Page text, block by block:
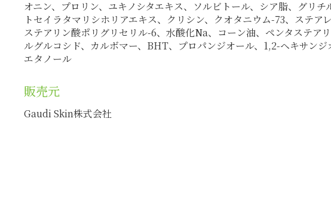
オニン、プロリン、ユキノシタエキス、ソルビトール、シア脂、グリ
トセイラタマリシホリアエキス、クリシン、クオタニウム-73、ステ
ステアリン酸ポリグリセリル-6、水酸化Na、コーン油、ペンタステ
ルグルコシド、カルボマー、BHT、プロパンジオール、1,2-ヘキサン
エタノール
販売元
Gaudi Skin株式会社